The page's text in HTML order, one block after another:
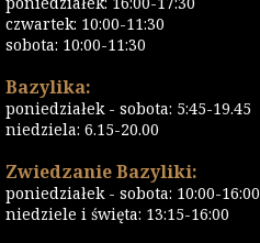
czwartek: 10:00-11:30
sobota: 10:00-11:30
Bazylika:
poniedziałek - sobota: 5:45-19.45
niedziela: 6.15-20.00
Zwiedzanie Bazyliki:
poniedziałek - sobota: 10:00-16:00
niedziele i święta: 13:15-16:00